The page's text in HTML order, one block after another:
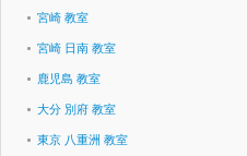
宮崎 教室
宮崎 日南 教室
鹿児島 教室
大分 別府 教室
東京 八重洲 教室